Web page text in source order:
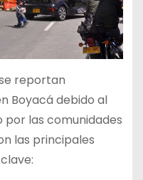
reportan
Boyacá debido al
las comunidades
las principales